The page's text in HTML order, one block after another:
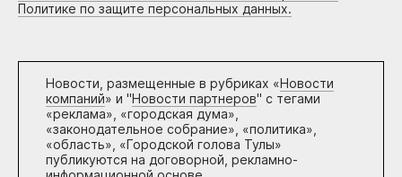
Политике по защите персональных данных.
Новости, размещенные в рубриках «Новости
компаний» и "Новости партнеров" с тегами
«реклама», «городская дума»,
«законодательное собрание», «политика»,
«область», «Городской голова Тулы»
публикуются на договорной, рекламно-